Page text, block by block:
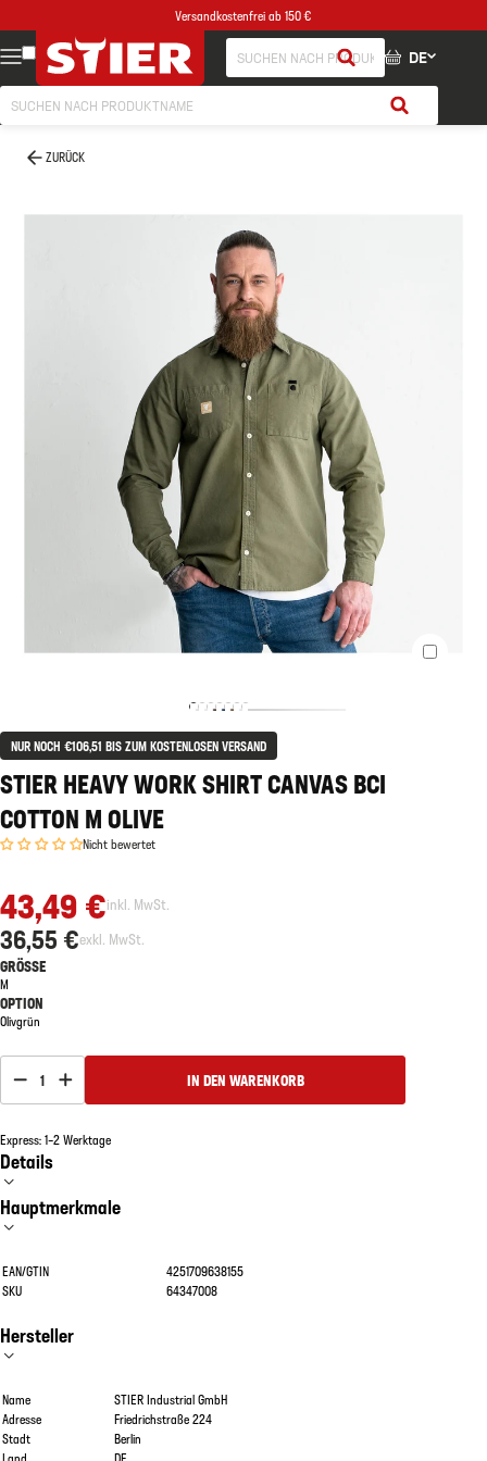
Versandkostenfrei ab 150 €
DE
ZURÜCK
NUR NOCH €106,51 BIS ZUM KOSTENLOSEN VERSAND
STIER HEAVY WORK SHIRT CANVAS BCI
COTTON M OLIVE
Nicht bewertet
43,49 €inkl. MwSt.
36,55 €exkl. MwSt.
GRÖSSE
M
OPTION
Olivgrün
1 IN DEN WARENKORB
Express: 1–2 Werktage
Details
Hauptmerkmale
EAN/GTIN
4251709638155
SKU
64347008
Hersteller
Name
STIER Industrial GmbH
Adresse
Friedrichstraße 224
Stadt
Berlin